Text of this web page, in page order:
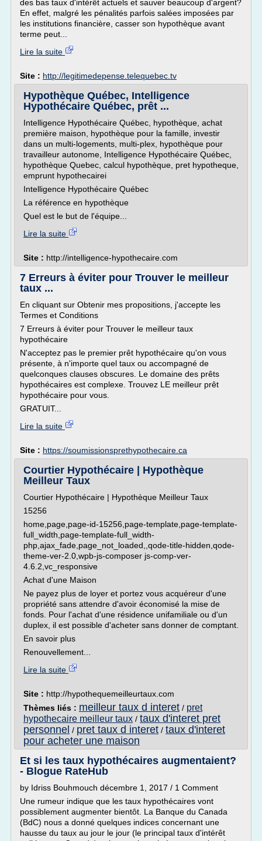
des bas taux d'intérêt actuels et sauver beaucoup d'argent?
En effet, malgré les pénalités parfois salées imposées par
les institutions financière, casser son hypothèque avant
terme peut...
Lire la suite
Site : http://legitimedepense.telequebec.tv
Hypothèque Québec, Intelligence
Hypothécaire Québec, prêt ...
Intelligence Hypothécaire Québec, hypothèque, achat
première maison, hypothèque pour la famille, investir
dans un multi-logements, multi-plex, hypothèque pour
travailleur autonome, Intelligence Hypothécaire Québec,
hypothèque Quebec, calcul hypothèque, pret hypotheque,
emprunt hypothecairei
Intelligence Hypothécaire Québec
La référence en hypothèque
Quel est le but de l'équipe...
Lire la suite
Site : http://intelligence-hypothecaire.com
7 Erreurs à éviter pour Trouver le meilleur
taux ...
En cliquant sur Obtenir mes propositions, j'accepte les
Termes et Conditions
7 Erreurs à éviter pour Trouver le meilleur taux
hypothécaire
N'acceptez pas le premier prêt hypothécaire qu'on vous
présente, à n'importe quel taux ou accompagné de
quelconques clauses obscures. Le domaine des prêts
hypothécaires est complexe. Trouvez LE meilleur prêt
hypothécaire pour vous.
GRATUIT...
Lire la suite
Site : https://soumissionsprethypothecaire.ca
Courtier Hypothécaire | Hypothèque
Meilleur Taux
Courtier Hypothécaire | Hypothèque Meilleur Taux
15256
home,page,page-id-15256,page-template,page-template-
full_width,page-template-full_width-
php,ajax_fade,page_not_loaded,,qode-title-hidden,qode-
theme-ver-2.0,wpb-js-composer js-comp-ver-
4.6.2,vc_responsive
Achat d'une Maison
Ne payez plus de loyer et portez vous acquéreur d'une
propriété sans attendre d'avoir économisé la mise de
fonds. Pour l'achat d'une résidence unifamiliale ou d'un
duplex, il est possible d'acheter sans donner de comptant.
En savoir plus
Renouvellement...
Lire la suite
Site : http://hypothequemeilleurtaux.com
Thèmes liés : meilleur taux d interet / pret
hypothecaire meilleur taux / taux d'interet pret
personnel / pret taux d interet / taux d'interet
pour acheter une maison
Et si les taux hypothécaires augmentaient?
- Blogue RateHub
by Idriss Bouhmouch décembre 1, 2017 / 1 Comment
Une rumeur indique que les taux hypothécaires vont
possiblement augmenter bientôt. La Banque du Canada
(BdC) nous a donné quelques indices concernant une
hausse du taux au jour le jour (le principal taux d'intérêt